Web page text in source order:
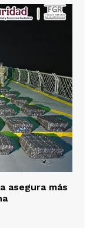
asegura más